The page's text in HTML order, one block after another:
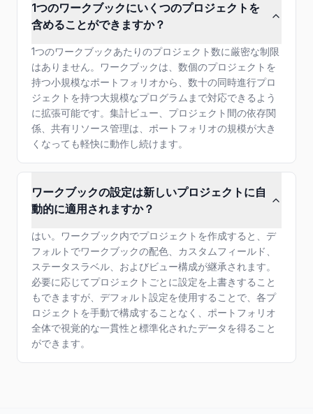
1つのワークブックにいくつのプロジェクトを
含めることができますか？
1つのワークブックあたりのプロジェクト数に厳密な制限
はありません。ワークブックは、数個のプロジェクトを
持つ小規模なポートフォリオから、数十の同時進行プロ
ジェクトを持つ大規模なプログラムまで対応できるよう
に拡張可能です。集計ビュー、プロジェクト間の依存関
係、共有リソース管理は、ポートフォリオの規模が大き
くなっても軽快に動作し続けます。
ワークブックの設定は新しいプロジェクトに自
動的に適用されますか？
はい。ワークブック内でプロジェクトを作成すると、デ
フォルトでワークブックの配色、カスタムフィールド、
ステータスラベル、およびビュー構成が継承されます。
必要に応じてプロジェクトごとに設定を上書きすること
もできますが、デフォルト設定を使用することで、各プ
ロジェクトを手動で構成することなく、ポートフォリオ
全体で視覚的な一貫性と標準化されたデータを得ること
ができます。